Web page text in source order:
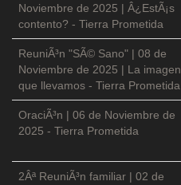
Noviembre de 2025 | Â¿EstÃ¡s
contento? - Tierra Prometida
ReuniÃ³n "SÃ© Sano" | 08 de
Noviembre de 2025 | La imagen
que llevamos - Tierra Prometida
OraciÃ³n | 06 de Noviembre de
2025 - Tierra Prometida
2Âª ReuniÃ³n familiar | 02 de